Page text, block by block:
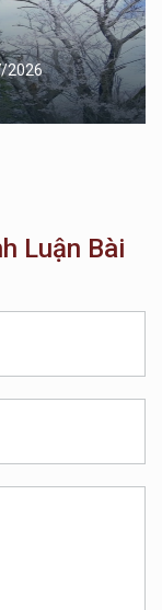
2026
Luận Bài